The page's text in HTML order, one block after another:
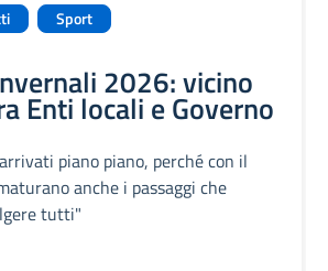
Sport
2026: vicino
Enti locali e Governo
piano piano, perché con il
anche i passaggi che
tutti"